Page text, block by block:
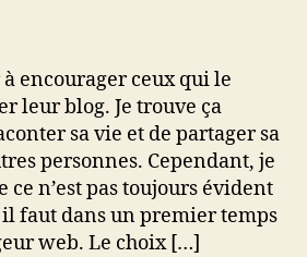
son
blog
?
encourager ceux qui le
leur blog. Je trouve ça
sa vie et de partager sa
personnes. Cependant, je
ce n’est pas toujours évident
faut dans un premier temps
web. Le choix […]